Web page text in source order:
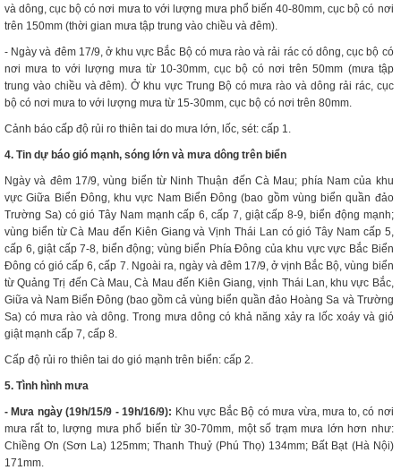
và dông, cục bộ có nơi mưa to với lượng mưa phổ biến 40-80mm, cục bộ có nơi
trên 150mm (thời gian mưa tập trung vào chiều và đêm).
- Ngày và đêm 17/9, ở khu vực Bắc Bộ có mưa rào và rải rác có dông, cục bộ có
nơi mưa to với lượng mưa từ 10-30mm, cục bộ có nơi trên 50mm (mưa tập
trung vào chiều và đêm). Ở khu vực Trung Bộ có mưa rào và dông rải rác, cục
bộ có nơi mưa to với lượng mưa từ 15-30mm, cục bộ có nơi trên 80mm.
Cảnh báo cấp độ rủi ro thiên tai do mưa lớn, lốc, sét: cấp 1.
4. Tin dự báo gió mạnh, sóng lớn và mưa dông trên biển
Ngày và đêm 17/9, vùng biển từ Ninh Thuận đến Cà Mau; phía Nam của khu
vực Giữa Biển Đông, khu vực Nam Biển Đông (bao gồm vùng biển quần đảo
Trường Sa) có gió Tây Nam mạnh cấp 6, cấp 7, giật cấp 8-9, biển động mạnh;
vùng biển từ Cà Mau đến Kiên Giang và Vịnh Thái Lan có gió Tây Nam cấp 5,
cấp 6, giật cấp 7-8, biển động; vùng biển Phía Đông của khu vực vực Bắc Biển
Đông có gió cấp 6, cấp 7. Ngoài ra, ngày và đêm 17/9, ở vịnh Bắc Bộ, vùng biển
từ Quảng Trị đến Cà Mau, Cà Mau đến Kiên Giang, vịnh Thái Lan, khu vực Bắc,
Giữa và Nam Biển Đông (bao gồm cả vùng biển quần đảo Hoàng Sa và Trường
Sa) có mưa rào và dông. Trong mưa dông có khả năng xảy ra lốc xoáy và gió
giật mạnh cấp 7, cấp 8.
Cấp độ rủi ro thiên tai do gió mạnh trên biển: cấp 2.
5. Tình hình mưa
- Mưa ngày (19h/15/9 - 19h/16/9): Khu vực Bắc Bộ có mưa vừa, mưa to, có nơi
mưa rất to, lượng mưa phổ biến từ 30-70mm, một số trạm mưa lớn hơn như:
Chiềng Ơn (Sơn La) 125mm; Thanh Thuỷ (Phú Thọ) 134mm; Bất Bạt (Hà Nội)
171mm.